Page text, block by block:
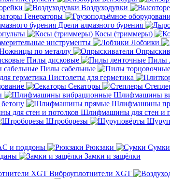
Воздуходувки
Генераторы
Дрели алмазного бурения
Косы (триммеры)
инструменты Лобзики
по металлу
Пилы дисковые Пилы
Пилы сабельные
Пистолеты для герметика
Секаторы
Шлифмашины
Шлифмашины
Шлифмашины для стен и
Штроборезы
и поддоны
Рюкзаки Сумки
Замки и защёлки
Виброуплотнители XGT